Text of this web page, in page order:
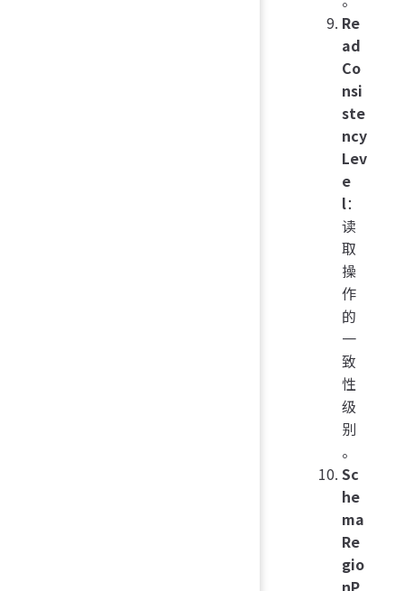
Re
ad
Co
nsi
ste
ncy
Lev
e
l：
读
取
操
作
的
一
致
性
级
别
。
Sc
he
ma
Re
gio
nP